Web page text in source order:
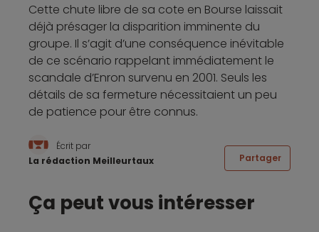
Cette chute libre de sa cote en Bourse laissait
déjà présager la disparition imminente du
groupe. Il s’agit d’une conséquence inévitable
de ce scénario rappelant immédiatement le
scandale d’Enron survenu en 2001. Seuls les
détails de sa fermeture nécessitaient un peu
de patience pour être connus.
Écrit par
La rédaction Meilleurtaux
Partager
Ça peut vous intéresser